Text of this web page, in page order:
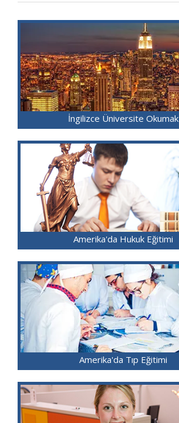
İngilizce Üniversite Okumak
Amerika'da Hukuk Eğitimi
Amerika'da Tıp Eğitimi